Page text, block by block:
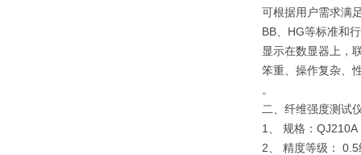
可根据用户需求满
BB、HG等标准和
显示在数显器上，
笨重、操作复杂、
。
二、纤维强度测试
1、 规格：QJ210A
2、 精度等级： 0.5